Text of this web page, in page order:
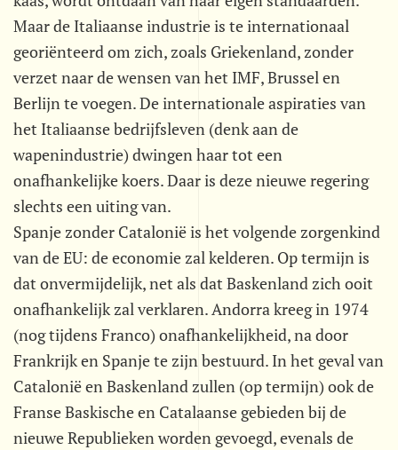
Maar de Italiaanse industrie is te internationaal
georiënteerd om zich, zoals Griekenland, zonder
verzet naar de wensen van het IMF, Brussel en
Berlijn te voegen. De internationale aspiraties van
het Italiaanse bedrijfsleven (denk aan de
wapenindustrie) dwingen haar tot een
onafhankelijke koers. Daar is deze nieuwe regering
slechts een uiting van.
Spanje zonder Catalonië is het volgende zorgenkind
van de EU: de economie zal kelderen. Op termijn is
dat onvermijdelijk, net als dat Baskenland zich ooit
onafhankelijk zal verklaren. Andorra kreeg in 1974
(nog tijdens Franco) onafhankelijkheid, na door
Frankrijk en Spanje te zijn bestuurd. In het geval van
Catalonië en Baskenland zullen (op termijn) ook de
Franse Baskische en Catalaanse gebieden bij de
nieuwe Republieken worden gevoegd, evenals de